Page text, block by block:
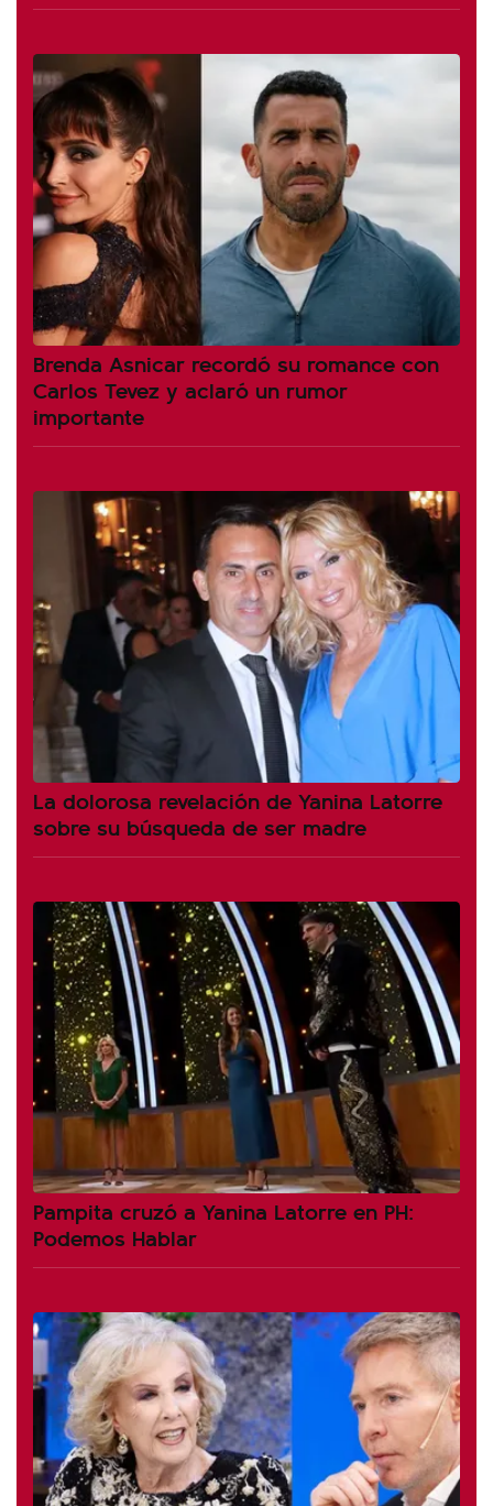
Brenda Asnicar recordó su romance con
Carlos Tevez y aclaró un rumor
importante
La dolorosa revelación de Yanina Latorre
sobre su búsqueda de ser madre
Pampita cruzó a Yanina Latorre en PH:
Podemos Hablar